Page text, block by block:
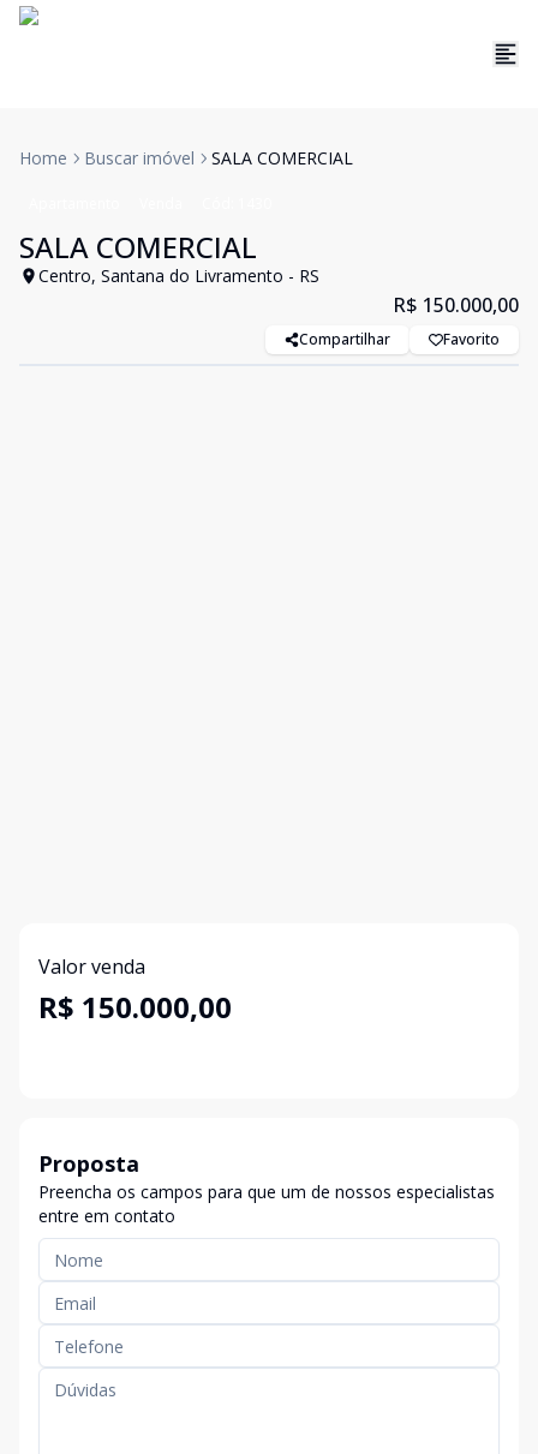
Home Buscar imóvel SALA COMERCIAL
SALA COMERCIAL
Centro, Santana do Livramento - RS
R$ 150.000,00
Compartilhar Favorito
Valor venda
R$ 150.000,00
Proposta
Preencha os campos para que um de nossos especialistas
entre em contato